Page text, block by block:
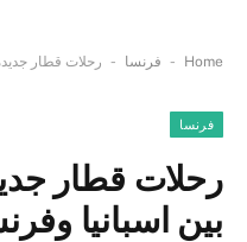
Home
- فرنسا - رحلات قطار
فرنسا
رحلات قطار
بين اسبانيا